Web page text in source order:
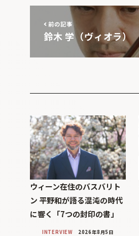
前の記事
鈴木 学（ヴィオラ）
ウィーン在住のバスバリト
ン 平野和が語る混沌の時代
に響く「7つの封印の書」
INTERVIEW 2026年8月5日